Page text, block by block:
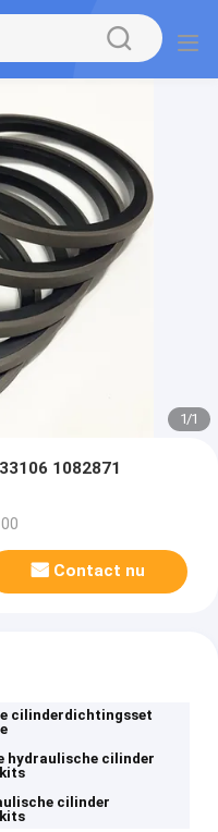
1/1
1082871
Contact nu
cilinderdichtingsset
hydraulische cilinder
cilinder